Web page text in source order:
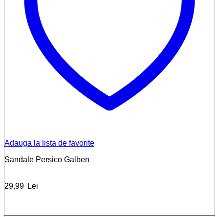
Adauga la lista de favorite
Sandale Persico Galben
29,99 Lei